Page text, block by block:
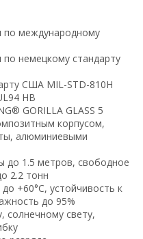
по международному
немецкому стандарту
США MIL-STD-810H
HB
GORILLA GLASS 5
корпусом,
алюминиевыми
до 1.5 метров, свободное
2.2 тонн
+60°C, устойчивость к
до 95%
солнечному свету,